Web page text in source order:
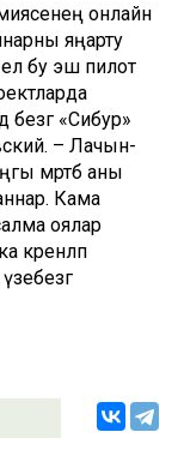
онлайн
яңарту
бу эш пилот
безгә «Сибур»
– Лачын-
мәртәбә аны
Кама
оялар
әкренләп